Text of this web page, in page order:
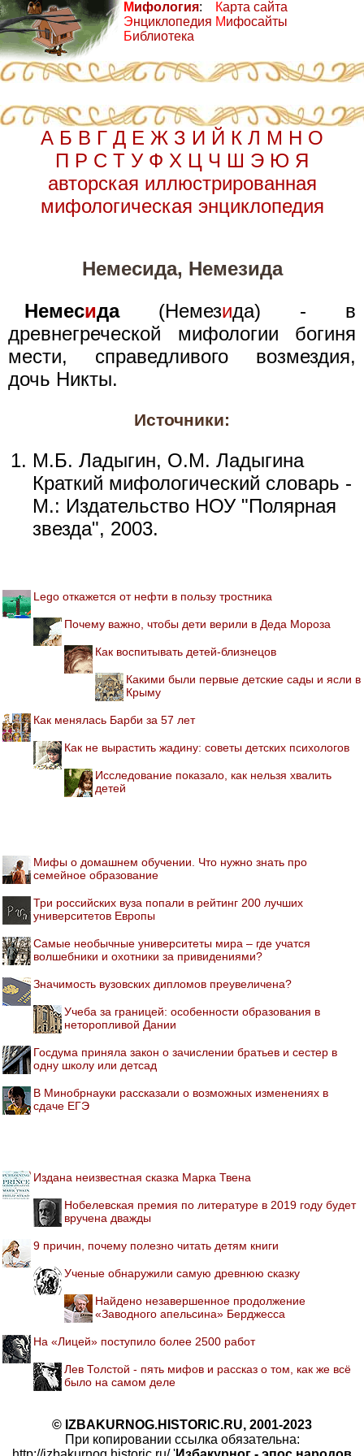
Мифология:
Энциклопедия
Библиотека
Карта сайта
Мифосайты
А Б В Г Д Е Ж З И Й К Л М Н О
П Р С Т У Ф Х Ц Ч Ш Э Ю Я
авторская иллюстрированная
мифологическая энциклопедия
Немесида, Немезида
Немесида(Немезида) - в
древнегреческой мифологии богиня
мести, справедливого возмездия,
дочь Никты.
Источники:
М.Б. Ладыгин, О.М. Ладыгина
Краткий мифологический словарь -
М.: Издательство НОУ "Полярная
звезда", 2003.
Lego откажется от нефти в пользу тростника
Почему важно, чтобы дети верили в Деда Мороза
Как воспитывать детей-близнецов
Какими были первые детские сады и ясли в
Крыму
Как менялась Барби за 57 лет
Как не вырастить жадину: советы детских психологов
Исследование показало, как нельзя хвалить
детей
Мифы о домашнем обучении. Что нужно знать про
семейное образование
Три российских вуза попали в рейтинг 200 лучших
университетов Европы
Самые необычные университеты мира – где учатся
волшебники и охотники за привидениями?
Значимость вузовских дипломов преувеличена?
Учеба за границей: особенности образования в
неторопливой Дании
Госдума приняла закон о зачислении братьев и сестер в
одну школу или детсад
В Минобрнауки рассказали о возможных изменениях в
сдаче ЕГЭ
Издана неизвестная сказка Марка Твена
Нобелевская премия по литературе в 2019 году будет
вручена дважды
9 причин, почему полезно читать детям книги
Ученые обнаружили самую древнюю сказку
Найдено незавершенное продолжение
«Заводного апельсина» Берджесса
На «Лицей» поступило более 2500 работ
Лев Толстой - пять мифов и рассказ о том, как же всё
было на самом деле
© IZBAKURNOG.HISTORIC.RU, 2001-2023
При копировании ссылка обязательна: